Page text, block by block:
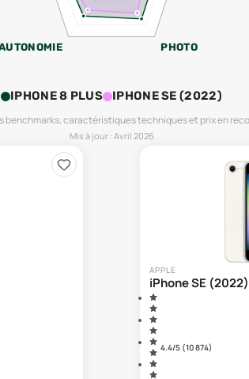
PHOTO
IPHONE 8 PLUS IPHONE SE (2022)
benchmarks, caractéristiques techniques et prix en
Mis à jour : Avril 2026
APPLE
iPhone SE (2022)
4.4/5 (10 874)